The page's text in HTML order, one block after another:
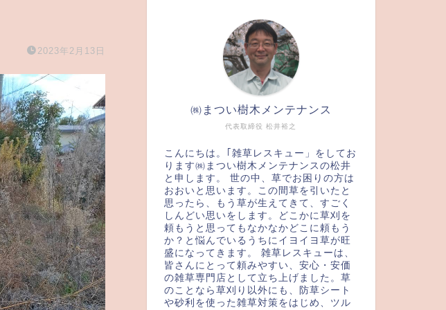
2023年2月13日
代表取締役 松井裕之
㈱まつい樹木メンテナンス
こんにちは。｢雑草レスキュー」をしてお
ります㈱まつい樹木メンテナンスの松井
と申します。 世の中、草でお困りの方は
おおいと思います。この間草を引いたと
思ったら、もう草が生えてきて、すごく
しんどい思いをします。どこかに草刈を
頼もうと思ってもなかなかどこに頼もう
か？と悩んでいるうちにイヨイヨ草が旺
盛になってきます。 雑草レスキューは、
皆さんにとって頼みやすい、安心・安価
の雑草専門店として立ち上げました。草
のことなら草刈り以外にも、防草シート
や砂利を使った雑草対策をはじめ、ツル